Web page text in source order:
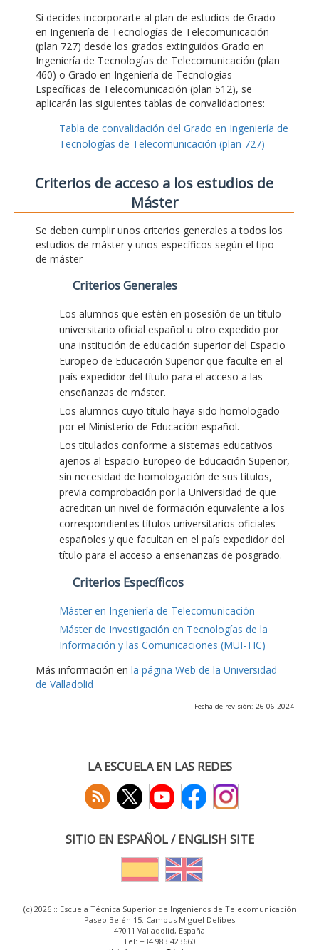
Si decides incorporarte al plan de estudios de Grado
en Ingeniería de Tecnologías de Telecomunicación
(plan 727) desde los grados extinguidos Grado en
Ingeniería de Tecnologías de Telecomunicación (plan
460) o Grado en Ingeniería de Tecnologías
Específicas de Telecomunicación (plan 512), se
aplicarán las siguientes tablas de convalidaciones:
Tabla de convalidación del Grado en Ingeniería de
Tecnologías de Telecomunicación (plan 727)
Criterios de acceso a los estudios de
Máster
Se deben cumplir unos criterios generales a todos los
estudios de máster y unos específicos según el tipo
de máster
Criterios Generales
Los alumnos que estén en posesión de un título
universitario oficial español u otro expedido por
una institución de educación superior del Espacio
Europeo de Educación Superior que faculte en el
país expedidor del título para el acceso a las
enseñanzas de máster.
Los alumnos cuyo título haya sido homologado
por el Ministerio de Educación español.
Los titulados conforme a sistemas educativos
ajenos al Espacio Europeo de Educación Superior,
sin necesidad de homologación de sus títulos,
previa comprobación por la Universidad de que
acreditan un nivel de formación equivalente a los
correspondientes títulos universitarios oficiales
españoles y que facultan en el país expedidor del
título para el acceso a enseñanzas de posgrado.
Criterios Específicos
Máster en Ingeniería de Telecomunicación
Máster de Investigación en Tecnologías de la
Información y las Comunicaciones (MUI-TIC)
Más información en la página Web de la Universidad
de Valladolid
Fecha de revisión: 26-06-2024
LA ESCUELA EN LAS REDES
SITIO EN ESPAÑOL / ENGLISH SITE
(c) 2026 :: Escuela Técnica Superior de Ingenieros de Telecomunicación
Paseo Belén 15. Campus Miguel Delibes
47011 Valladolid, España
Tel: +34 983 423660